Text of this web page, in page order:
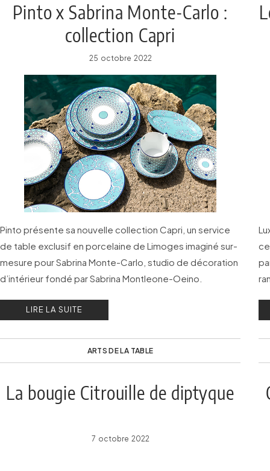
Pinto x Sabrina Monte-Carlo :
collection Capri
25 octobre 2022
Pinto présente sa nouvelle collection Capri, un service
de table exclusif en porcelaine de Limoges imaginé sur-
mesure pour Sabrina Monte-Carlo, studio de décoration
d’intérieur fondé par Sabrina Montleone-Oeino.
LIRE LA SUITE
ARTS DE LA TABLE
La bougie Citrouille de diptyque
7 octobre 2022